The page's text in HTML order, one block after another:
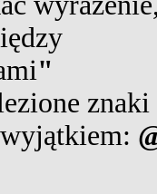
"
znaki